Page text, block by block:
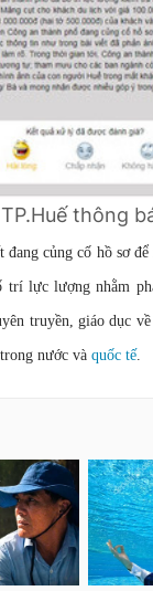
thông
đang củng cố hồ sơ
trí lực lượng nhằm
truyền, giáo dục
nước và quốc tế.